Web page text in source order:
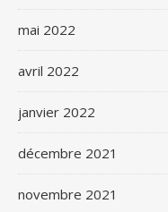
mai 2022
avril 2022
janvier 2022
décembre 2021
novembre 2021